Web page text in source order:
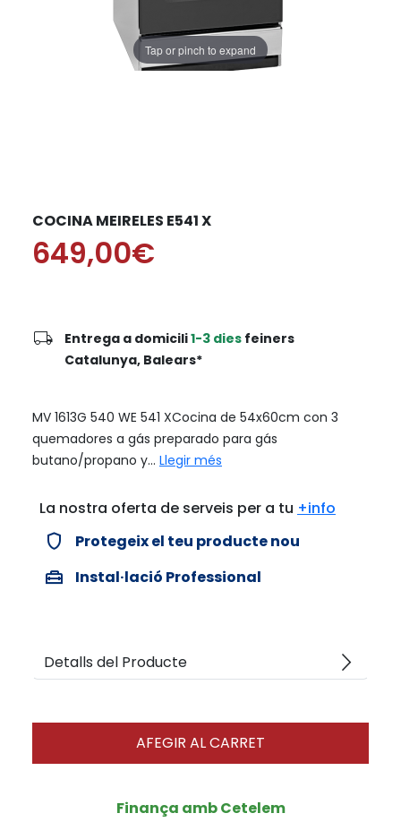
Tap or pinch to expand
COCINA MEIRELES E541 X
649,00€
local_shipping Entrega a domicili1-3 dies feiners
Catalunya, Balears*
MV 1613G 540 WE 541 XCocina de 54x60cm con 3
quemadores a gás preparado para gás
butano/propano y... Llegir més
La nostra oferta de serveis per a tu +info
verified_user Protegeix el teu producte nou
home_repair_service Instal·lació Professional
Detalls del Producte arrow_forward_ios
AFEGIR AL CARRET
Finança amb Cetelem